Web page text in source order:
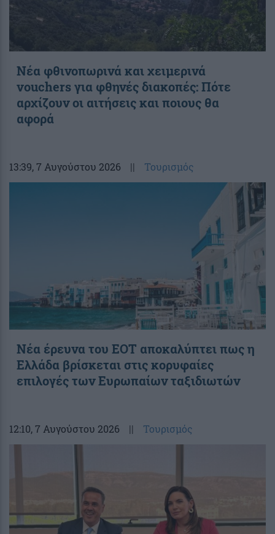
Νέα φθινοπωρινά και χειμερινά
vouchers για φθηνές διακοπές: Πότε
αρχίζουν οι αιτήσεις και ποιους θα
αφορά
13:39, 7 Αυγούστου 2026 || Τουρισμός
Νέα έρευνα του ΕΟΤ αποκαλύπτει πως η
Ελλάδα βρίσκεται στις κορυφαίες
επιλογές των Ευρωπαίων ταξιδιωτών
12:10, 7 Αυγούστου 2026 || Τουρισμός